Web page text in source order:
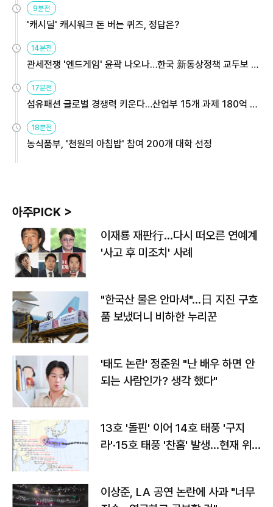
9분전
'캐시딜' 캐시워크 돈 버는 퀴즈, 정답은?
14분전
관세전쟁 '엔드게임' 윤곽 나오나…한국 新통상정책 교두보 활
17분전
섬유패션 글로벌 경쟁력 키운다…산업부 15개 과제 180억 지
18분전
농식품부, '천원의 아침밥' 참여 200개 대학 선정
아주PICK >
이재룡 재판行…다시 떠오른 연예계
'사고 후 미조치' 사례
"한국산 물은 안마셔"…日 지진 구호
품 보냈더니 비하한 누리꾼
'태도 논란' 정준원 "난 배우 하면 안
되는 사람인가? 생각 했다"
13호 '돌핀' 이어 14호 태풍 '구지
라'·15호 태풍 '찬홈' 발생…현재 위
이상준, LA 공연 논란에 사과 "너무